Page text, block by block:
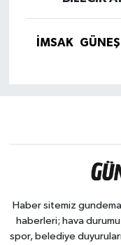
İMSAK GÜNEŞ
Haber sitemiz
haberleri; hava
spor, belediye